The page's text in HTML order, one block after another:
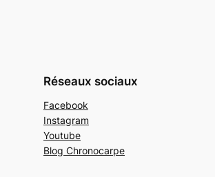
Réseaux sociaux
Facebook
Instagram
Youtube
Blog Chronocarpe